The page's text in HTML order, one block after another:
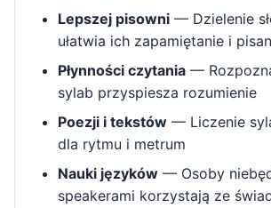
Lepszej pisowni — Dzielenie
ułatwia ich zapamiętanie i
Płynności czytania —
sylab przyspiesza rozumienie
Poezji i tekstów — Liczenie
dla rytmu i metrum
Nauki języków — Osoby
speakerami korzystają ze